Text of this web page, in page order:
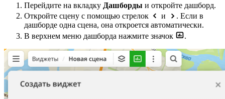
Перейдите на вкладку Дашборды и откройте дашборд.
Откройте сцену с помощью стрелок
и
. Если в
дашборде одна сцена, она откроется автоматически.
В верхнем меню дашборда нажмите значок
.